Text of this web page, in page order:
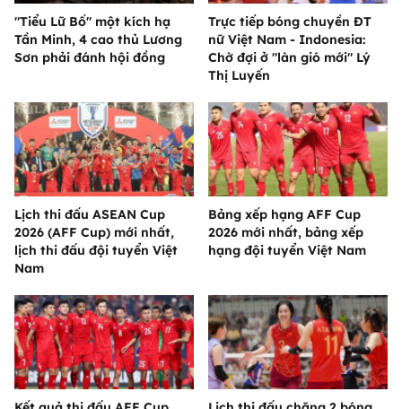
"Tiểu Lữ Bố" một kích hạ
Tần Minh, 4 cao thủ Lương
Sơn phải đánh hội đồng
Trực tiếp bóng chuyền ĐT
nữ Việt Nam - Indonesia:
Chờ đợi ở "làn gió mới" Lý
Thị Luyến
Lịch thi đấu ASEAN Cup
2026 (AFF Cup) mới nhất,
lịch thi đấu đội tuyển Việt
Nam
Bảng xếp hạng AFF Cup
2026 mới nhất, bảng xếp
hạng đội tuyển Việt Nam